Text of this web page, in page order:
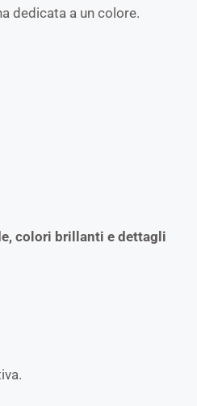
dedicata a un colore.
colori brillanti e dettagli